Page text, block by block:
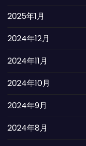
2025年1月
2024年12月
2024年11月
2024年10月
2024年9月
2024年8月